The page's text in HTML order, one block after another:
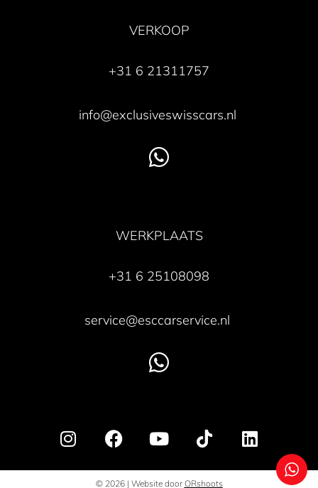
VERKOOP
+31 6 21311757
info@exclusiveswisscars.nl
WERKPLAATS
+31 6 25108098
service@esccarservice.nl
© 2026 | Website door ORshoots